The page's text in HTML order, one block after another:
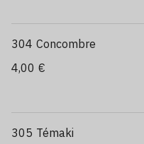
304 Concombre
4,00 €
305 Témaki